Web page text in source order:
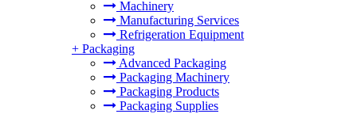
Machinery
Manufacturing Services
Refrigeration Equipment
+ Packaging
Advanced Packaging
Packaging Machinery
Packaging Products
Packaging Supplies